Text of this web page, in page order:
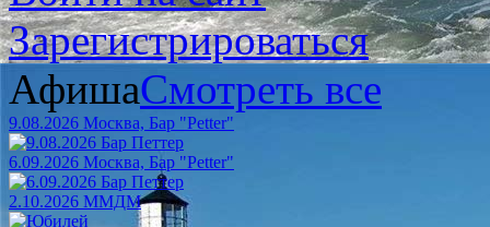
Зарегистрироваться
АфишаСмотреть все
9.08.2026 Москва, Бар "Petter"
6.09.2026 Москва, Бар "Petter"
2.10.2026 ММДМ